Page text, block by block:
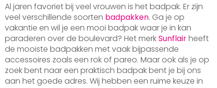
Al jaren favoriet bij veel vrouwen is het badpak. Er zijn
veel verschillende soorten badpakken. Ga je op
vakantie en wil je een mooi badpak waar je in kan
paraderen over de boulevard? Het merkSunflairheeft
de mooiste badpakken met vaak bijpassende
accessoires zoals een rok of pareo. Maar ook als je op
zoek bent naar een praktisch badpak bent je bij ons
aan het goede adres. Wij hebben een ruime keuze in